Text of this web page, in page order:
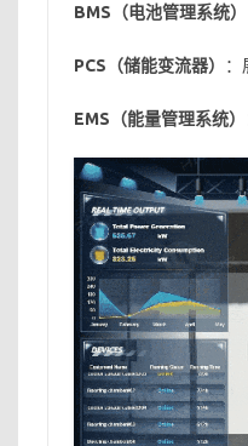
BMS （电池管理系统）
PCS （储能变流器） ：
EMS （能量管理系统）